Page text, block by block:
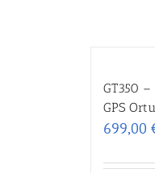
GT350
GPS
699,00